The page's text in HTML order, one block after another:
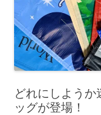
どれにしよう
ッグが登場！